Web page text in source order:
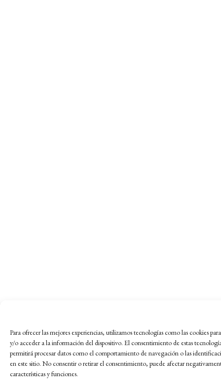
Para ofrecer las mejores experiencias, utilizamos tecnologías como las cookies
y/o acceder a la información del dispositivo. El consentimiento de estas
permitirá procesar datos como el comportamiento de navegación o las
en este sitio. No consentir o retirar el consentimiento, puede afectar
características y funciones.